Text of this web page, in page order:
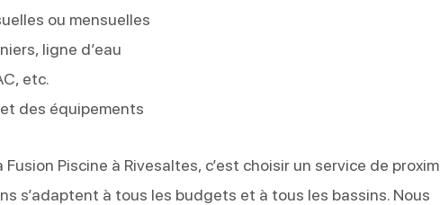
ou mensuelles
ligne d’eau
etc.
des équipements
Piscine à Rivesaltes, c’est choisir un service de
s’adaptent à tous les budgets et à tous les bassins. Nous